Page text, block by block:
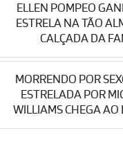
ELLEN POMPEO
ESTRELA NA TÃO
CALÇADA DA
MORRENDO POR
ESTRELADA POR
WILLIAMS CHEGA AO